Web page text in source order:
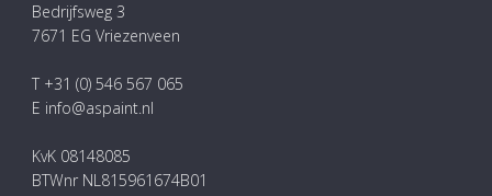
Bedrijfsweg 3
7671 EG Vriezenveen
T +31 (0) 546 567 065
E info@aspaint.nl
KvK 08148085
BTWnr NL815961674B01